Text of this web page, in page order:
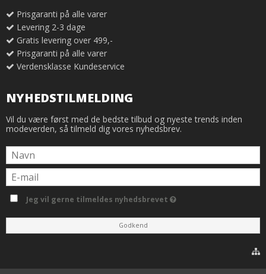
Prisgaranti på alle varer
Levering 2-3 dage
Gratis levering over 499,-
Prisgaranti på alle varer
Verdensklasse Kundeservice
NYHEDSTILMELDING
Vil du være først med de bedste tilbud og nyeste trends inden
modeverden, så tilmeld dig vores nyhedsbrev.
Jeg vil gerne tilmeldes nyhedsbrevet
Godkend